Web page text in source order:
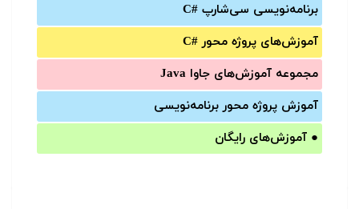
برنامه‌‌نویسی سی‌شارپ C#‎
آموزش‌های پروژه محور #C
مجموعه آموزش‌های جاوا Java
آموزش‌ پروژه محور برنامه‌نویسی
● آموزش‌های رایگان